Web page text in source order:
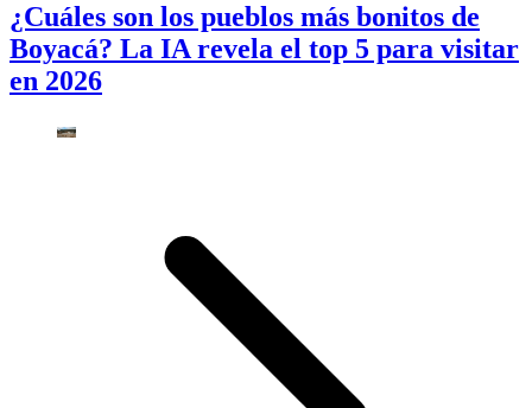
¿Cuáles son los pueblos más bonitos de
Boyacá? La IA revela el top 5 para visitar
en 2026